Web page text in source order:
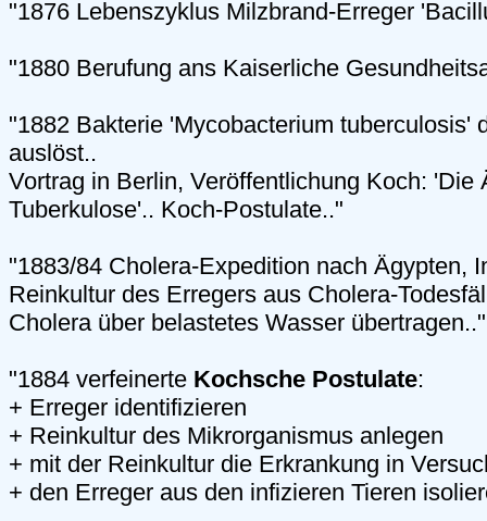
"1876 Lebenszyklus Milzbrand-Erreger
"1880 Berufung ans Kaiserliche
"1882 Bakterie 'Mycobacterium tuberculosis'
auslöst..
Vortrag in Berlin, Veröffentlichung Koch: 'Die
Tuberkulose'.. Koch-Postulate.."
"1883/84 Cholera-Expedition nach Ägypten,
Reinkultur des Erregers aus Cholera-
Cholera über belastetes Wasser übertragen.."
"1884 verfeinerte Kochsche Postulate:
+ Erreger identifizieren
+ Reinkultur des Mikrorganismus anlegen
+ mit der Reinkultur die Erkrankung in
+ den Erreger aus den infizieren Tieren